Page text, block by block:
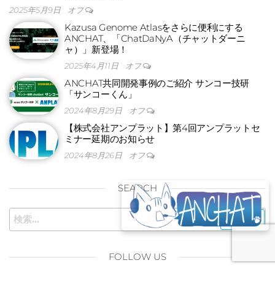
2025年5月9日 オフ
Kazusa Genome Atlasをさらに便利にする
ANCHAT、「ChatDaNyA（チャットダーニ
ャ）」新登場！
2025年4月11日 オフ
ANCHAT共同開発事例のご紹介 サンコー技研
「サンコーくん」
2024年8月29日 オフ
【株式会社アンプラット】第4回アンプラットセ
ミナー延期のお知らせ
2024年8月26日 オフ
SEARCH
FOLLOW US